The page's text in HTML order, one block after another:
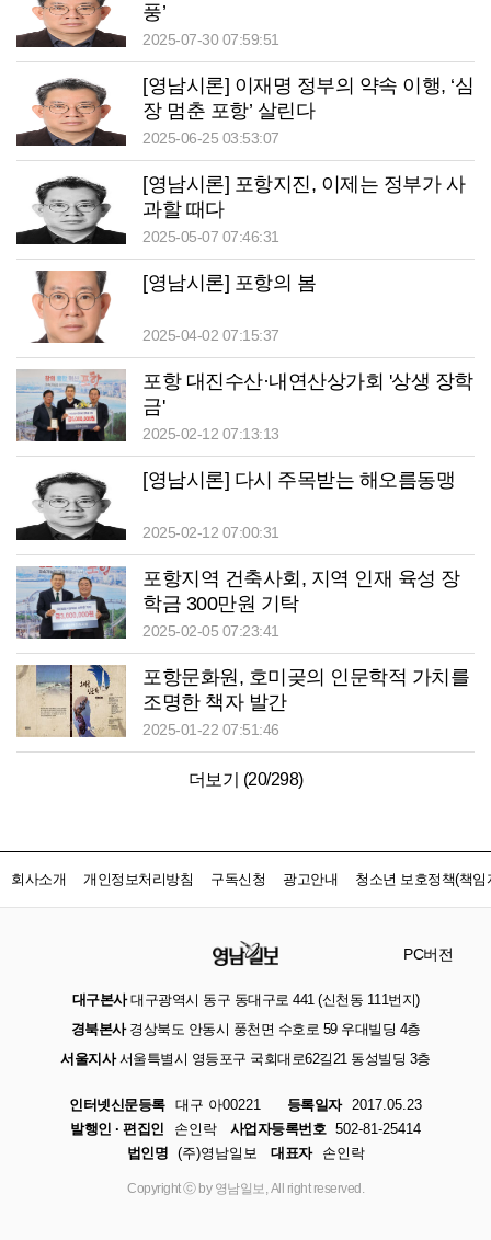
풍’
2025-07-30 07:59:51
[영남시론] 이재명 정부의 약속 이행, ‘심
장 멈춘 포항’ 살린다
2025-06-25 03:53:07
[영남시론] 포항지진, 이제는 정부가 사
과할 때다
2025-05-07 07:46:31
[영남시론] 포항의 봄
2025-04-02 07:15:37
포항 대진수산·내연산상가회 '상생 장학
금'
2025-02-12 07:13:13
[영남시론] 다시 주목받는 해오름동맹
2025-02-12 07:00:31
포항지역 건축사회, 지역 인재 육성 장
학금 300만원 기탁
2025-02-05 07:23:41
포항문화원, 호미곶의 인문학적 가치를
조명한 책자 발간
2025-01-22 07:51:46
더보기 (20/298)
회사소개 개인정보처리방침 구독신청 광고안내 청소년 보호정책(책임
PC버전
대구본사대구광역시 동구 동대구로 441 (신천동 111번지)
경북본사경상북도 안동시 풍천면 수호로 59 우대빌딩 4층
서울지사서울특별시 영등포구 국회대로62길21 동성빌딩 3층
인터넷신문등록 대구 아00221 등록일자
2017.05.23
발행인 · 편집인
손인락 사업자등록번호 502-81-25414
법인명 (주)영남일보 대표자 손인락
Copyright ⓒ by 영남일보, All right reserved.